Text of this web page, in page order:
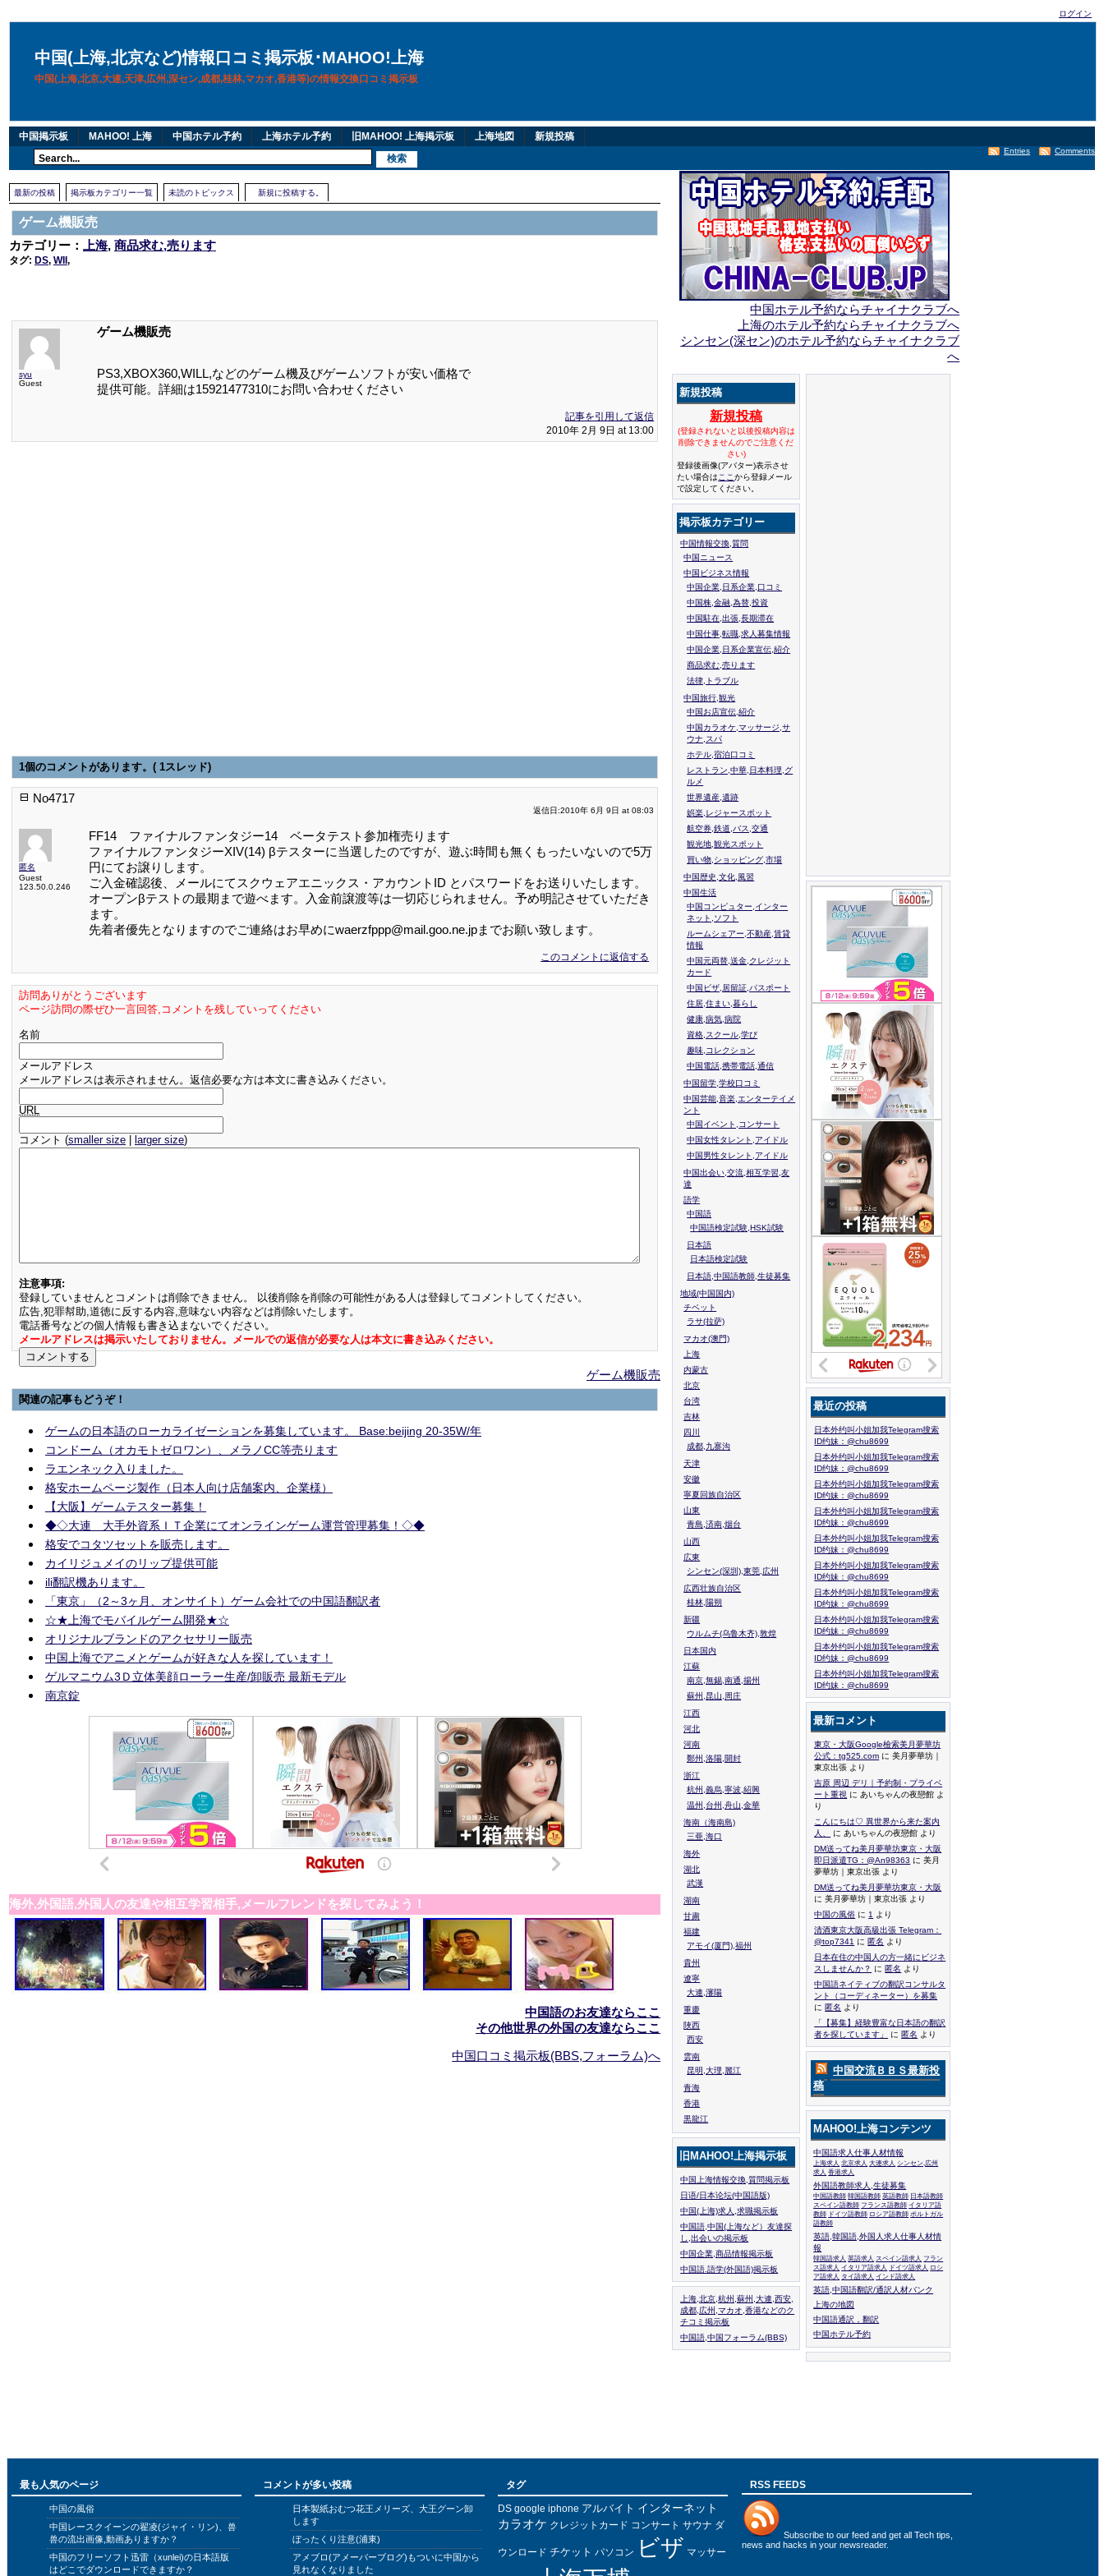
ログイン
中国(上海,北京など)情報口コミ掲示板･MAHOO!上海
中国(上海,北京,大連,天津,広州,深セン,成都,桂林,マカオ,香港等)の情報交換口コミ掲示板
中国掲示板 MAHOO! 上海 中国ホテル予約 上海ホテル予約 旧MAHOO! 上海掲示板 上海地図 新規投稿
Comments
Entries
最新の投稿 掲示板カテゴリー一覧 未読のトピックス 新規に投稿する。
ゲーム機販売
カテゴリー：
上海, 商品求む,売ります
タグ: DS, WII,
syu
Guest
ゲーム機販売
PS3,XBOX360,WILL,などのゲーム機及びゲームソフトが安い価格で
提供可能。詳細は15921477310にお問い合わせください
記事を引用して返信
2010年 2月 9日 at 13:00
1個のコメントがあります。( 1スレッド)
No4717
返信日:2010年 6月 9日 at 08:03
匿名
Guest
123.50.0.246
FF14 ファイナルファンタジー14 ベータテスト参加権売ります
ファイナルファンタジーXIV(14) βテスターに当選したのですが、遊ぶ時間も無くもったいないので5万
円にてお譲りします。
ご入金確認後、メールにてスクウェアエニックス・アカウントID とパスワードをお送りいたします。
オープンβテストの最期まで遊べます。入金前譲渡等は一切応じられません。予め明記させていただき
ます。
先着者優先となりますのでご連絡はお早めにwaerzfppp@mail.goo.ne.jpまでお願い致します。
このコメントに返信する
訪問ありがとうございます
ページ訪問の際ぜひ一言回答,コメントを残していってください
名前
メールアドレス
メールアドレスは表示されません。返信必要な方は本文に書き込みください。
URL
コメント (smaller size larger size)
注意事項:
登録していませんとコメントは削除できません。 以後削除を削除の可能性がある人は登録してコメントしてください。
広告,犯罪幇助,道徳に反する内容,意味ない内容などは削除いたします。
電話番号などの個人情報も書き込まないでください。
メールアドレスは掲示いたしておりません。メールでの返信が必要な人は本文に書き込みください。
ゲーム機販売
関連の記事もどうぞ！
ゲームの日本語のローカライゼーションを募集しています。 Base:beijing 20-35W/年
コンドーム（オカモトゼロワン）、メラノCC等売ります
ラエンネック入りました。
格安ホームページ製作（日本人向け店舗案内、企業様）
【大阪】ゲームテスター募集！
◆◇大連 大手外資系ＩＴ企業にてオンラインゲーム運営管理募集！◇◆
格安でコタツセットを販売します。
カイリジュメイのリップ提供可能
ili翻訳機あります。
「東京」（2～3ヶ月、オンサイト）ゲーム会社での中国語翻訳者
☆★上海でモバイルゲーム開発★☆
オリジナルブランドのアクセサリー販売
中国上海でアニメとゲームが好きな人を探しています！
ゲルマニウム3Ｄ立体美顔ローラー生産/卸販売 最新モデル
南京錠
海外,外国語,外国人の友達や相互学習相手,メールフレンドを探してみよう！
中国語のお友達ならここ
その他世界の外国の友達ならここ
中国口コミ掲示板(BBS,フォーラム)へ
中国ホテル予約ならチャイナクラブへ
上海のホテル予約ならチャイナクラブへ
シンセン(深セン)のホテル予約ならチャイナクラブ
へ
新規投稿
新規投稿
(登録されないと以後投稿内容は
削除できませんのでご注意くだ
さい)
登録後画像(アバター)表示させ
たい場合は ここから登録メール
で設定してください。
掲示板カテゴリー
中国情報交換,質問
中国ニュース
中国ビジネス情報
中国企業,日系企業,口コミ
中国株,金融,為替,投資
中国駐在,出張,長期滞在
中国仕事,転職,求人募集情報
中国企業,日系企業宣伝,紹介
商品求む,売ります
法律,トラブル
中国旅行,観光
中国お店宣伝,紹介
中国カラオケ,マッサージ,サ
ウナ,スパ
ホテル,宿泊口コミ
レストラン,中華,日本料理,グ
ルメ
世界遺産,遺跡
娯楽,レジャースポット
航空券,鉄道,バス,交通
観光地,観光スポット
買い物,ショッピング,市場
中国歴史,文化,風習
中国生活
中国コンピュター,インター
ネット,ソフト
ルームシェアー,不動産,賃貸
情報
中国元両替,送金,クレジット
カード
中国ビザ,居留証,パスポート
住居,住まい,暮らし
健康,病気,病院
資格,スクール,学び
趣味,コレクション
中国電話,携帯電話,通信
中国留学,学校口コミ
中国芸能,音楽,エンターテイメ
ント
中国イベント,コンサート
中国女性タレント,アイドル
中国男性タレント,アイドル
中国出会い,交流,相互学習,友
達
語学
中国語
中国語検定試験,HSK試験
日本語
日本語検定試験
日本語,中国語教師,生徒募集
地域(中国国内)
チベット
ラサ(拉萨)
マカオ(澳門)
上海
内蒙古
北京
台湾
吉林
四川
成都,九寨沟
天津
安徽
寧夏回族自治区
山東
青島,済南,烟台
山西
広東
シンセン(深圳),東莞,広州
広西壮族自治区
桂林,陽朔
新疆
ウルムチ(乌鲁木齐),敦煌
日本国内
江蘇
南京,無錫,南通,揚州
蘇州,昆山,周庄
江西
河北
河南
鄭州,洛陽,開封
浙江
杭州,義烏,寧波,紹興
温州,台州,舟山,金華
海南（海南島)
三亜,海口
海外
湖北
武漢
湖南
甘粛
福建
アモイ(厦門),福州
貴州
遼寧
大連,瀋陽
重慶
陜西
西安
雲南
昆明,大理,麗江
青海
香港
黒龍江
旧MAHOO!上海掲示板
中国上海情報交換,質問掲示板
日语/日本论坛(中国語版)
中国(上海)求人,求職掲示板
中国語,中国(上海など）友達探
し,出会いの掲示板
中国企業,商品情報掲示板
中国語.語学(外国語)掲示板
上海,北京,杭州,蘇州,大連,西安,
成都,広州,マカオ,香港などのク
チコミ掲示板
中国語,中国フォーラム(BBS)
最近の投稿
日本外约叫小姐加我Telegram搜索
ID约妹：@chu8699
日本外约叫小姐加我Telegram搜索
ID约妹：@chu8699
日本外约叫小姐加我Telegram搜索
ID约妹：@chu8699
日本外约叫小姐加我Telegram搜索
ID约妹：@chu8699
日本外约叫小姐加我Telegram搜索
ID约妹：@chu8699
日本外约叫小姐加我Telegram搜索
ID约妹：@chu8699
日本外约叫小姐加我Telegram搜索
ID约妹：@chu8699
日本外约叫小姐加我Telegram搜索
ID约妹：@chu8699
日本外约叫小姐加我Telegram搜索
ID约妹：@chu8699
日本外约叫小姐加我Telegram搜索
ID约妹：@chu8699
最新コメント
東京・大阪Google檢索美月夢華坊
公式：tg525.com に 美月夢華坊｜
東京出張 より
吉原 周辺 デリ｜予約制・プライベ
ート重視 に あいちゃんの夜戀館 よ
り
こんにちは♡ 異世界から来た案内
人、
に あいちゃんの夜戀館 より
DM送ってね美月夢華坊東京・大阪
即日派遣TG：@An98363 に 美月
夢華坊｜東京出張 より
DM送ってね美月夢華坊東京・大阪
に 美月夢華坊｜東京出張 より
中国の風俗 に 1
より
清酒東京大阪高級出張 Telegram：
@top7341 に 匿名 より
日本在住の中国人の方一緒にビジネ
スしませんか？ に 匿名 より
中国語ネイティブの翻訳コンサルタ
ント（コーディネーター）を募集
に 匿名 より
「【募集】経験豊富な日本語の翻訳
者を探しています」
に 匿名 より
中国交流ＢＢＳ最新投
稿
MAHOO!上海コンテンツ
中国語求人仕事人材情報
上海求人 北京求人 大連求人 シンセン,広州
求人 香港求人
外国語教師求人,生徒募集
中国語教師 韓国語教師 英語教師 日本語教師
スペイン語教師 フランス語教師 イタリア語
教師 ドイツ語教師 ロシア語教師 ポルトガル
語教師
英語,韓国語,外国人求人仕事人材情
報
韓国語求人 英語求人 スペイン語求人 フラン
ス語求人 イタリア語求人 ドイツ語求人 ロシ
ア語求人 タイ語求人 インド語求人
英語,中国語翻訳/通訳人材バンク
上海の地図
中国語通訳，翻訳
中国ホテル予約
最も人気のページ
中国の風俗
中国レースクイーンの翟凌(ジャイ・リン)、兽
兽の流出画像,動画ありますか？
中国のフリーソフト迅雷（xunlei)の日本語版
はどこでダウンロードできますか？
コメントが多い投稿
日本製紙おむつ花王メリーズ、大王グーン卸
します
ぼったくり注意(浦東)
アメブロ(アメーバーブログ)もついに中国から
見れなくなりました
タグ
DS google iphone アルバイト インターネット
カラオケ クレジットカード コンサート サウナ ダ
ウンロード チケット パソコン ビザ マッサー
RSS FEEDS
Subscribe to our feed and get all Tech tips,
news and hacks in your newsreader.